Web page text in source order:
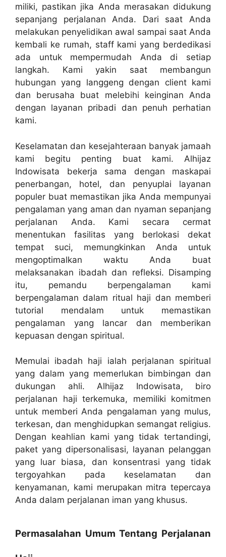
miliki, pastikan jika Anda merasakan didukung
sepanjang perjalanan Anda. Dari saat Anda
melakukan penyelidikan awal sampai saat Anda
kembali ke rumah, staff kami yang berdedikasi
ada untuk mempermudah Anda di setiap
langkah. Kami yakin saat membangun
hubungan yang langgeng dengan client kami
dan berusaha buat melebihi keinginan Anda
dengan layanan pribadi dan penuh perhatian
kami.
Keselamatan dan kesejahteraan banyak jamaah
kami begitu penting buat kami. Alhijaz
Indowisata bekerja sama dengan maskapai
penerbangan, hotel, dan penyuplai layanan
populer buat memastikan jika Anda mempunyai
pengalaman yang aman dan nyaman sepanjang
perjalanan Anda. Kami secara cermat
menentukan fasilitas yang berlokasi dekat
tempat suci, memungkinkan Anda untuk
mengoptimalkan waktu Anda buat
melaksanakan ibadah dan refleksi. Disamping
itu, pemandu berpengalaman kami
berpengalaman dalam ritual haji dan memberi
tutorial mendalam untuk memastikan
pengalaman yang lancar dan memberikan
kepuasan dengan spiritual.
Memulai ibadah haji ialah perjalanan spiritual
yang dalam yang memerlukan bimbingan dan
dukungan ahli. Alhijaz Indowisata, biro
perjalanan haji terkemuka, memiliki komitmen
untuk memberi Anda pengalaman yang mulus,
terkesan, dan menghidupkan semangat religius.
Dengan keahlian kami yang tidak tertandingi,
paket yang dipersonalisasi, layanan pelanggan
yang luar biasa, dan konsentrasi yang tidak
tergoyahkan pada keselamatan dan
kenyamanan, kami merupakan mitra tepercaya
Anda dalam perjalanan iman yang khusus.
Permasalahan Umum Tentang Perjalanan